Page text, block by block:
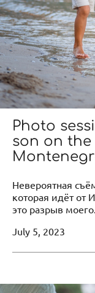
Photo
son on the
Невероятная
которая идёт от
это разрыв моего...
July 5, 2023